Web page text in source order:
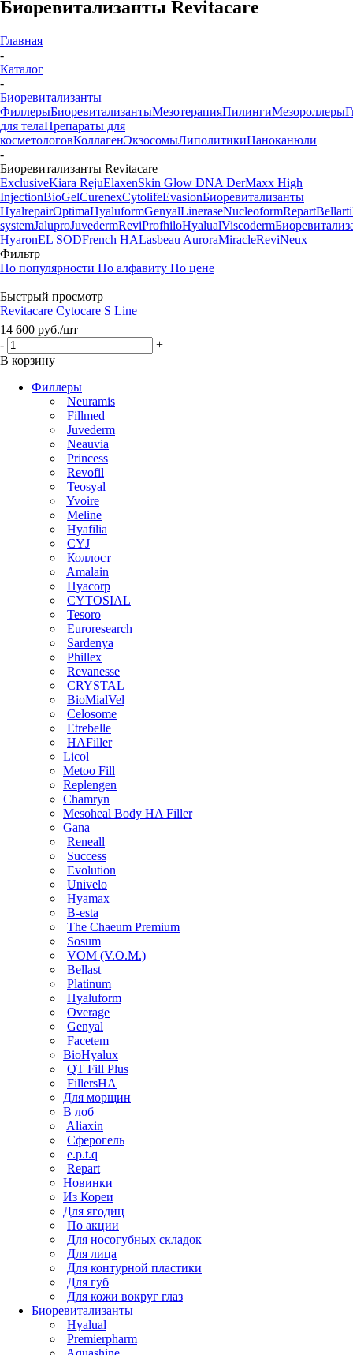
Биоревитализанты Revitacare
Главная
-
Каталог
-
Биоревитализанты
ФиллерыБиоревитализантыМезотерапияПилингиМезороллеры
для телаПрепараты для
косметологовКоллагенЭкзосомыЛиполитикиНаноканюли
-
Биоревитализанты Revitacare
ExclusiveKiara RejuElaxenSkin Glow DNA DerMaxx High
InjectionBioGelCurenexCytolifeEvasionБиоревитализанты
HyalrepairOptimaHyaluformGenyalLineraseNucleoformRepartBellarti
systemJaluproJuvedermReviProfhiloHyalualViscoderm
HyaronEL SODFrench HALasbeau AuroraMiracleReviNeux
Фильтр
По популярности По алфавиту По цене
Быстрый просмотр
Revitacare Cytocare S Line
14 600 руб./шт
-
+
В корзину
Филлеры
Neuramis
Fillmed
Juvederm
Neauvia
Princess
Revofil
Teosyal
Yvoire
Meline
Hyafilia
CYJ
Коллост
Amalain
Hyacorp
CYTOSIAL
Tesoro
Euroresearch
Sardenya
Phillex
Revanesse
CRYSTAL
BioMialVel
Celosome
Etrebelle
HAFiller
Licol
Metoo Fill
Replengen
Chamryn
Mesoheal Body HA Filler
Gana
Reneall
Success
Evolution
Univelo
Hyamax
B-esta
The Chaeum Premium
Sosum
VOM (V.O.M.)
Bellast
Platinum
Hyaluform
Overage
Genyal
Facetem
BioHyalux
QT Fill Plus
FillersHA
Для морщин
В лоб
Aliaxin
Сферогель
e.p.t.q
Repart
Новинки
Из Кореи
Для ягодиц
По акции
Для носогубных складок
Для лица
Для контурной пластики
Для губ
Для кожи вокруг глаз
Биоревитализанты
Hyalual
Premierpharm